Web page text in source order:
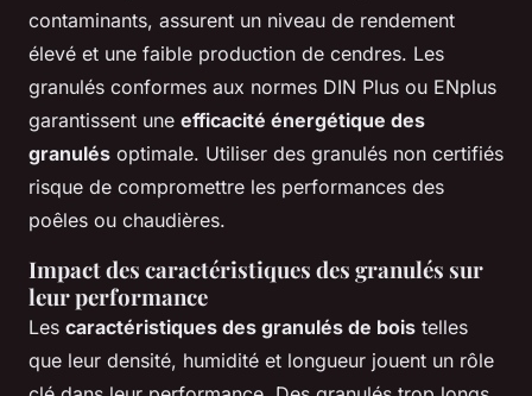
contaminants, assurent un niveau de rendement
élevé et une faible production de cendres. Les
granulés conformes aux normes DIN Plus ou ENplus
garantissent une efficacité énergétique des
granulés optimale. Utiliser des granulés non certifiés
risque de compromettre les performances des
poêles ou chaudières.
Impact des caractéristiques des granulés sur
leur performance
Les caractéristiques des granulés de bois telles
que leur densité, humidité et longueur jouent un rôle